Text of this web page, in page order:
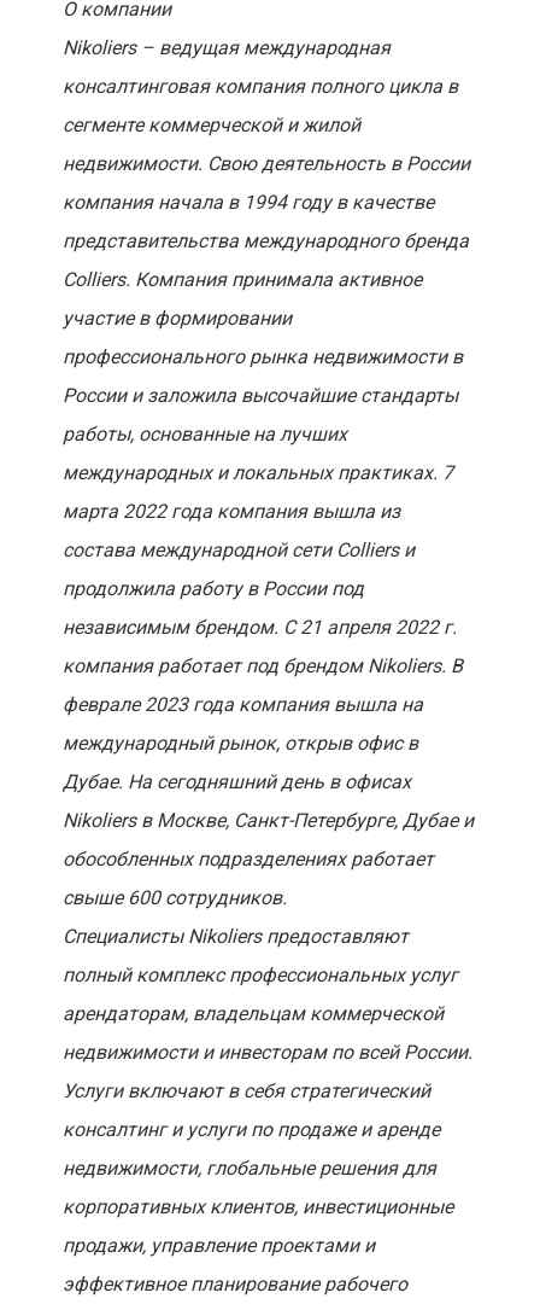
О компании
Nikoliers – ведущая международная
консалтинговая компания полного цикла в
сегменте коммерческой и жилой
недвижимости. Свою деятельность в России
компания начала в 1994 году в качестве
представительства международного бренда
Colliers. Компания принимала активное
участие в формировании
профессионального рынка недвижимости в
России и заложила высочайшие стандарты
работы, основанные на лучших
международных и локальных практиках. 7
марта 2022 года компания вышла из
состава международной сети Colliers и
продолжила работу в России под
независимым брендом. С 21 апреля 2022 г.
компания работает под брендом Nikoliers. В
феврале 2023 года компания вышла на
международный рынок, открыв офис в
Дубае. На сегодняшний день в офисах
Nikoliers в Москве, Санкт-Петербурге, Дубае и
обособленных подразделениях работает
свыше 600 сотрудников.
Специалисты Nikoliers предоставляют
полный комплекс профессиональных услуг
арендаторам, владельцам коммерческой
недвижимости и инвесторам по всей России.
Услуги включают в себя стратегический
консалтинг и услуги по продаже и аренде
недвижимости, глобальные решения для
корпоративных клиентов, инвестиционные
продажи, управление проектами и
эффективное планирование рабочего